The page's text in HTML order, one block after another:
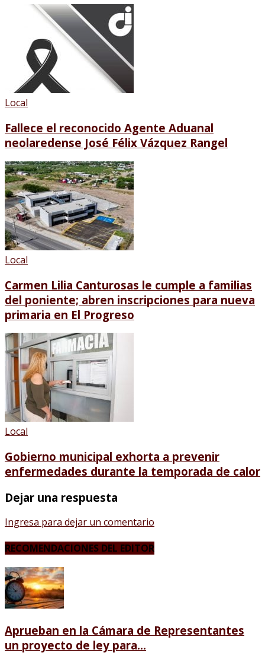
Local
Fallece el reconocido Agente Aduanal
neolaredense José Félix Vázquez Rangel
Local
Carmen Lilia Canturosas le cumple a familias
del poniente; abren inscripciones para nueva
primaria en El Progreso
Local
Gobierno municipal exhorta a prevenir
enfermedades durante la temporada de calor
Dejar una respuesta
Ingresa para dejar un comentario
RECOMENDACIONES DEL EDITOR
Aprueban en la Cámara de Representantes
un proyecto de ley para...